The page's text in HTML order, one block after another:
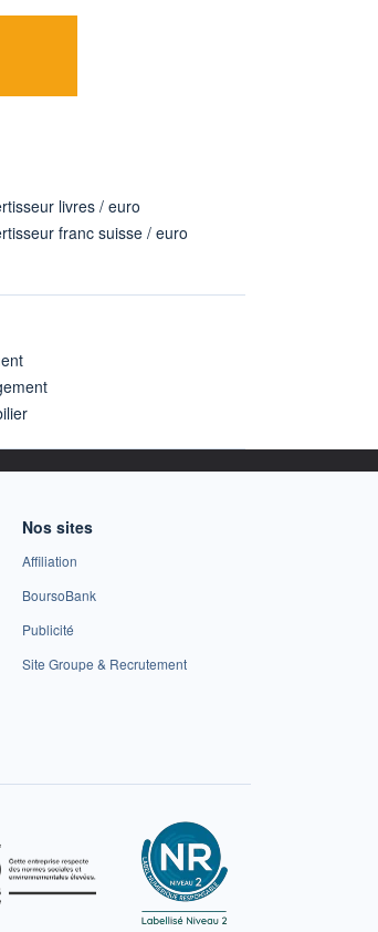
livres / euro
franc suisse / euro
Nos sites
Affiliation
BoursoBank
Publicité
Site Groupe & Recrutement